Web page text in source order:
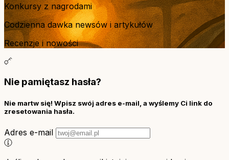
Konkursy z nagrodami
Codzienna dawka newsów i artykułów
Recenzje i nowości
Nie pamiętasz hasła?
Nie martw się! Wpisz swój adres e-mail, a wyślemy Ci link do
zresetowania hasła.
Adres e-mail